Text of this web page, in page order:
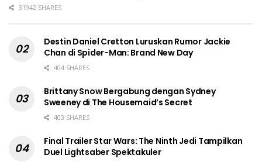
31942 SHARES
Destin Daniel Cretton Luruskan Rumor Jackie
Chan di Spider-Man: Brand New Day
404 SHARES
Brittany Snow Bergabung dengan Sydney
Sweeney di The Housemaid’s Secret
403 SHARES
Final Trailer Star Wars: The Ninth Jedi Tampilkan
Duel Lightsaber Spektakuler